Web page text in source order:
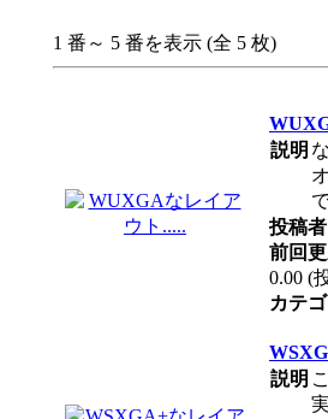
1 番～ 5 番を表示 (全 5 枚)
説明
投稿
前回
0.00 (
カテ
説明